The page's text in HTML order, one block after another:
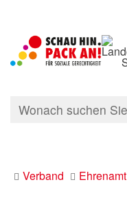
Verband Ehrenamt